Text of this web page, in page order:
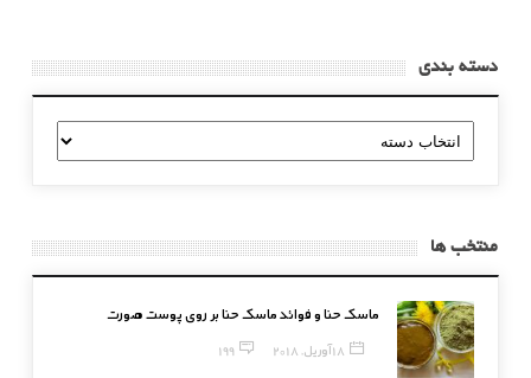
دسته بندی
دسته
بندی
منتخب ها
ماسک حنا و فوائد ماسک حنا بر روی پوست صورت
18 آوریل, 2018 199